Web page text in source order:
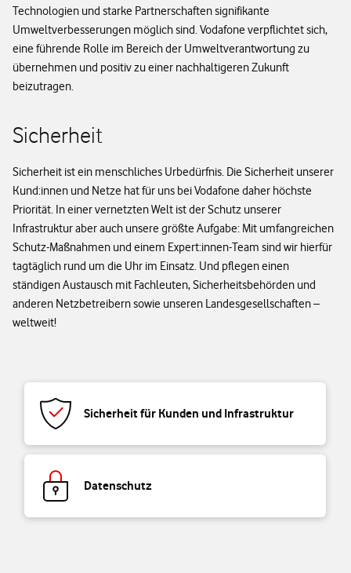
Technologien und starke Partnerschaften signifikante
Umweltverbesserungen möglich sind. Vodafone verpflichtet sich,
eine führende Rolle im Bereich der Umweltverantwortung zu
übernehmen und positiv zu einer nachhaltigeren Zukunft
beizutragen.
Sicherheit
Sicherheit ist ein menschliches Urbedürfnis. Die Sicherheit unserer
Kund:innen und Netze hat für uns bei Vodafone daher höchste
Priorität. In einer vernetzten Welt ist der Schutz unserer
Infrastruktur aber auch unsere größte Aufgabe: Mit umfangreichen
Schutz-Maßnahmen und einem Expert:innen-Team sind wir hierfür
tagtäglich rund um die Uhr im Einsatz. Und pflegen einen
ständigen Austausch mit Fachleuten, Sicherheitsbehörden und
anderen Netzbetreibern sowie unseren Landesgesellschaften –
weltweit!
Sicherheit für Kunden und Infrastruktur
Datenschutz